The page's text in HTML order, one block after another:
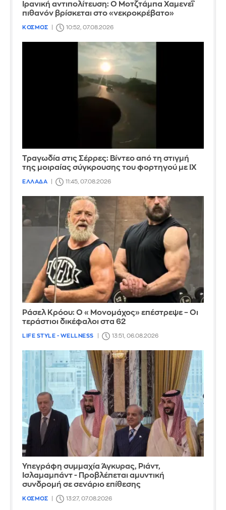
Ιρανική αντιπολίτευση: Ο Μοτζτάμπα Χαμενεΐ
πιθανόν βρίσκεται στο «νεκροκρέβατο»
ΚΟΣΜΟΣ 10:52, 07.08.2026
Τραγωδία στις Σέρρες: Βίντεο από τη στιγμή
της μοιραίας σύγκρουσης του φορτηγού με ΙΧ
ΕΛΛΑΔΑ 11:45, 07.08.2026
Ράσελ Κρόου: Ο «Μονομάχος» επέστρεψε – Οι
τεράστιοι δικέφαλοι στα 62
LIFE STYLE - WELLNESS 13:51, 06.08.2026
Υπεγράφη συμμαχία Άγκυρας, Ριάντ,
Ισλαμαμπάντ - Προβλέπεται αμυντική
συνδρομή σε σενάριο επίθεσης
ΚΟΣΜΟΣ 13:27, 07.08.2026